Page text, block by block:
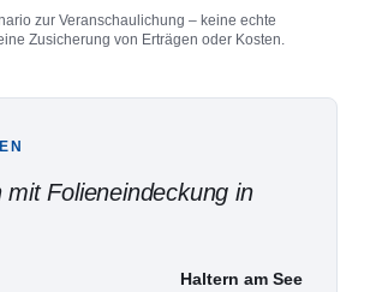
zur Veranschaulichung – keine echte
Zusicherung von Erträgen oder Kosten.
mit Folieneindeckung in
Haltern am See